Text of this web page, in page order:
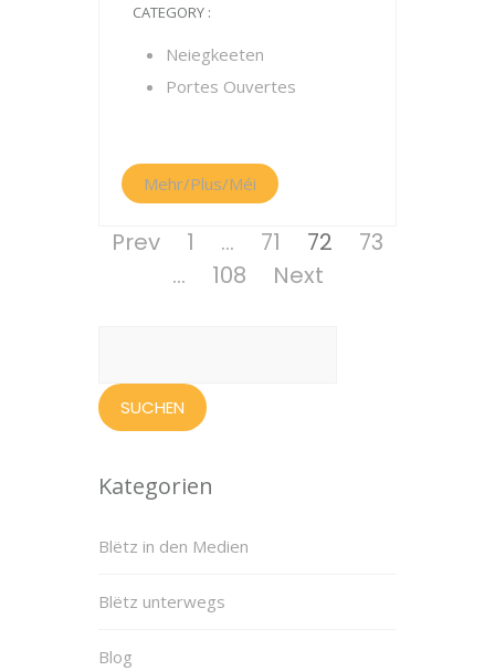
CATEGORY :
Neiegkeeten
Portes Ouvertes
Mehr/Plus/Méi
Seitennummerierung
Beiträge
Prev Page
1 … Page
71 Page
72 Page
73
…
Page
108 Next
Kategorien
Blëtz in den Medien
Blëtz unterwegs
Blog